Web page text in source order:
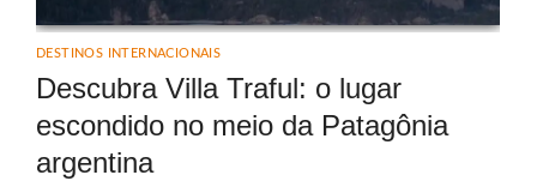
DESTINOS INTERNACIONAIS
Descubra Villa Traful: o lugar
escondido no meio da Patagônia
argentina